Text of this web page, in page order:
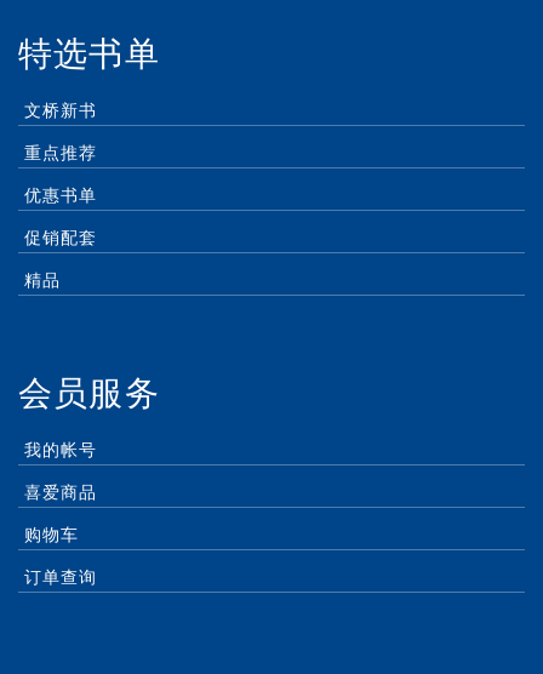
特选书单
文桥新书
重点推荐
优惠书单
促销配套
精品
会员服务
我的帐号
喜爱商品
购物车
订单查询